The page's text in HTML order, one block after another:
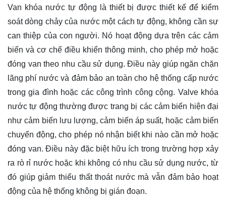
Van khóa nước tự động là thiết bị được thiết kế để kiểm
soát dòng chảy của nước một cách tự động, không cần sự
can thiệp của con người. Nó hoạt động dựa trên các cảm
biến và cơ chế điều khiển thông minh, cho phép mở hoặc
đóng van theo nhu cầu sử dụng. Điều này giúp ngăn chặn
lãng phí nước và đảm bảo an toàn cho hệ thống cấp nước
trong gia đình hoặc các công trình công cộng. Valve khóa
nước tự động thường được trang bị các cảm biến hiện đại
như cảm biến lưu lượng, cảm biến áp suất, hoặc cảm biến
chuyển động, cho phép nó nhận biết khi nào cần mở hoặc
đóng van. Điều này đặc biệt hữu ích trong trường hợp xảy
ra rò rỉ nước hoặc khi không có nhu cầu sử dụng nước, từ
đó giúp giảm thiểu thất thoát nước mà vẫn đảm bảo hoạt
động của hệ thống không bị gián đoạn.